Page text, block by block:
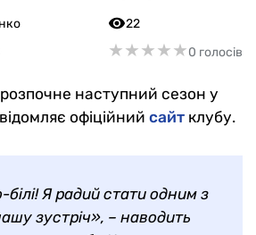
22
★★★★★
★★★★★0 голосів
наступний сезон у
офіційний сайт клубу.
білі! Я радий стати одним з
зустріч», – наводить